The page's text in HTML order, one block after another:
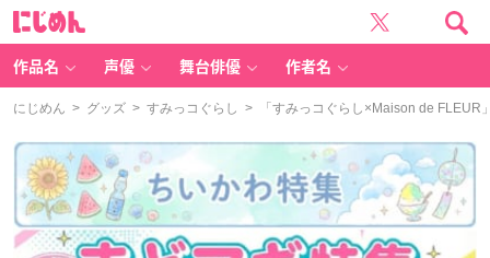
作品名 声優 舞台俳優 作者名
にじめん > グッズ > すみっコぐらし > 「すみっコぐらし×Maison de FLEUR